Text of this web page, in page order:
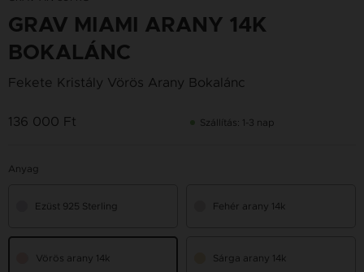
GRAV MIAMI ARANY 14K
BOKALÁNC
Fekete Kristály Vörös Arany Bokalánc
136 000 Ft Szállítás: 1-3 nap
Anyag
Ezüst 925 Sterling Fehér arany 14k
Vörös arany 14k Sárga arany 14k